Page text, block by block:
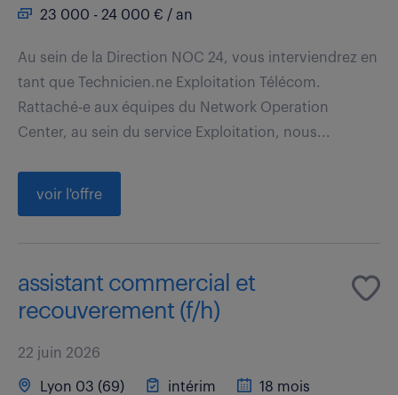
23 000 - 24 000 € / an
Au sein de la Direction NOC 24, vous interviendrez en
tant que Technicien.ne Exploitation Télécom.
Rattaché-e aux équipes du Network Operation
Center, au sein du service Exploitation, nous...
voir l'offre
assistant commercial et
recouverement (f/h)
22 juin 2026
Lyon 03 (69) intérim
18 mois